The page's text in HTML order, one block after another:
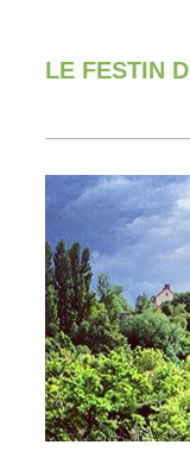
LE FESTIN